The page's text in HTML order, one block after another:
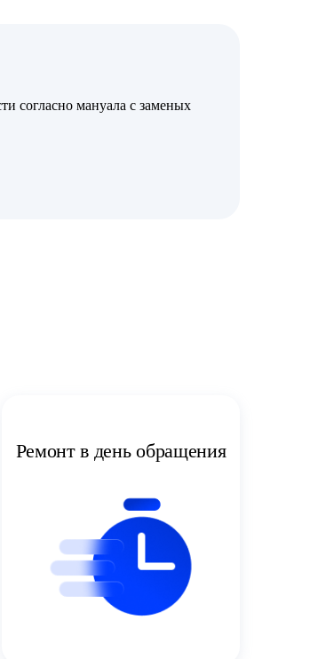
согласно мануала с заменых
Ремонт в день обращения